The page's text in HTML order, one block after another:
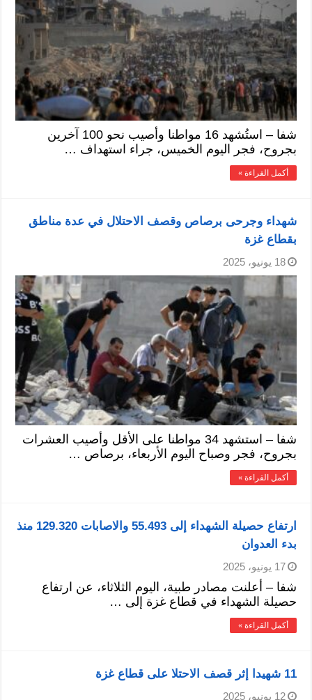
شفا – استُشهد 16 مواطنا وأصيب نحو 100 آخرين
بجروح، فجر اليوم الخميس، جراء استهداف …
أكمل القراءة »
شهداء وجرحى برصاص وقصف الاحتلال في عدة مناطق
بقطاع غزة
18 يونيو، 2025
شفا – استشهد 34 مواطنا على الأقل وأصيب العشرات
بجروح، فجر وصباح اليوم الأربعاء، برصاص …
أكمل القراءة »
ارتفاع حصيلة الشهداء إلى 55.493 والاصابات 129.320 منذ
بدء العدوان
17 يونيو، 2025
شفا – أعلنت مصادر طبية، اليوم الثلاثاء، عن ارتفاع
حصيلة الشهداء في قطاع غزة إلى …
أكمل القراءة »
11 شهيدا إثر قصف الاحتلا على قطاع غزة
12 يونيو، 2025